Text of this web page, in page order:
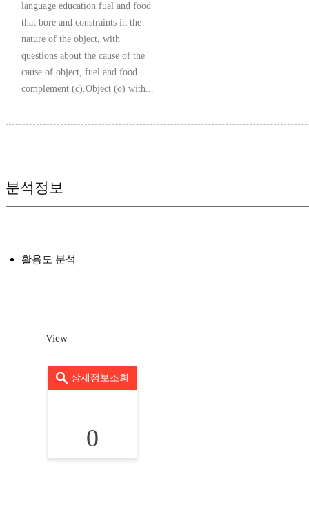
language education fuel and food
that bore and constraints in the
nature of the object, with
questions about the cause of the
cause of object, fuel and food
complement (c).Object (o) with...
분석정보
활용도 분석
View
상세정보조회
0